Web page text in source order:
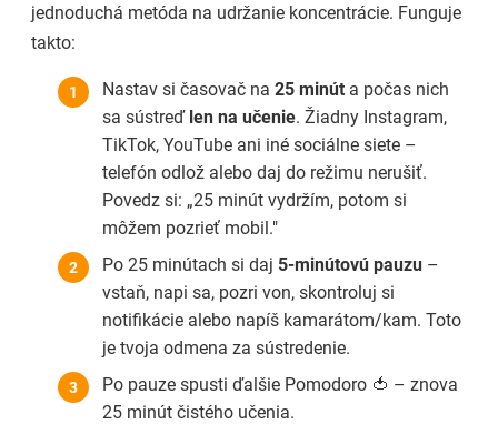
jednoduchá metóda na udržanie koncentrácie. Funguje
takto:
Nastav si časovač na 25 minút a počas nich
sa sústreď len na učenie. Žiadny Instagram,
TikTok, YouTube ani iné sociálne siete –
telefón odlož alebo daj do režimu nerušiť.
Povedz si: „25 minút vydržím, potom si
môžem pozrieť mobil."
Po 25 minútach si daj 5-minútovú pauzu –
vstaň, napi sa, pozri von, skontroluj si
notifikácie alebo napíš kamarátom/kam. Toto
je tvoja odmena za sústredenie.
Po pauze spusti ďalšie Pomodoro 🍅 – znova
25 minút čistého učenia.